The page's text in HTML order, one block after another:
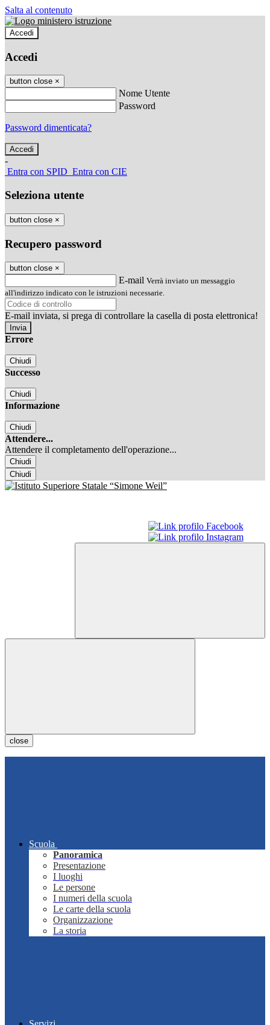
Salta al contenuto
Accedi
Accedi
button close ×
Nome Utente
Password
Password dimenticata?
-
Entra con SPID Entra con CIE
Seleziona utente
button close ×
Recupero password
button close ×
E-mail Verrà inviato un messaggio
all'indirizzo indicato con le istruzioni necessarie.
E-mail inviata, si prega di controllare la casella di posta elettronica!
Errore
Chiudi
Successo
Chiudi
Informazione
Chiudi
Attendere...
Attendere il completamento dell'operazione...
Chiudi
Chiudi
close
Scuola
Panoramica
Presentazione
I luoghi
Le persone
I numeri della scuola
Le carte della scuola
Organizzazione
La storia